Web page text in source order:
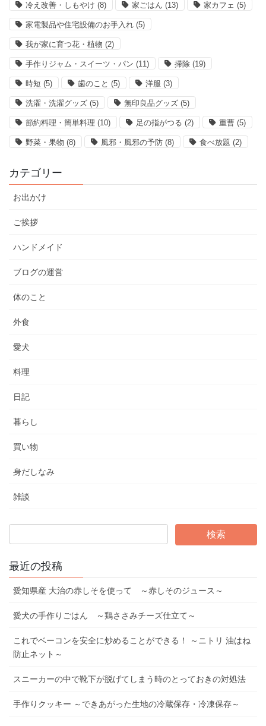
冷え改善・しもやけ (8) 家ごはん (13) 家カフェ (5)
家電製品や住宅設備のお手入れ (5)
我が家に育つ花・植物 (2)
手作りジャム・スイーツ・パン (11) 掃除 (19)
時短 (5) 歯のこと (5) 洋服 (3)
洗濯・洗濯グッズ (5) 無印良品グッズ (5)
節約料理・簡単料理 (10) 足の指がつる (2) 重曹 (5)
野菜・果物 (8) 風邪・風邪の予防 (8) 食べ放題 (2)
カテゴリー
お出かけ
ご挨拶
ハンドメイド
ブログの運営
体のこと
外食
愛犬
料理
日記
暮らし
買い物
身だしなみ
雑談
最近の投稿
愛知県産 大治の赤しそを使って ～赤しそのジュース～
愛犬の手作りごはん ～鶏ささみチーズ仕立て～
これでベーコンを安全に炒めることができる！ ～ニトリ 油はね
防止ネット～
スニーカーの中で靴下が脱げてしまう時のとっておきの対処法
手作りクッキー ～できあがった生地の冷蔵保存・冷凍保存～